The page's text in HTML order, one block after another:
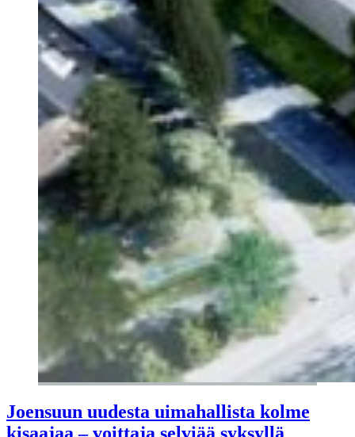
Joensuun uudesta uimahallista kolme